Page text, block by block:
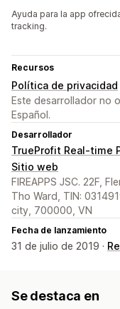
Ayuda para la app
tracking.
Recursos
Política de privacidad
Este desarrollador no
Español.
Desarrollador
TrueProfit Real-time
Sitio web
FIREAPPS JSC. 22F,
Tho Ward, TIN:
city, 700000, VN
Fecha de lanzamiento
31 de julio de 2019 ·
Se destaca en